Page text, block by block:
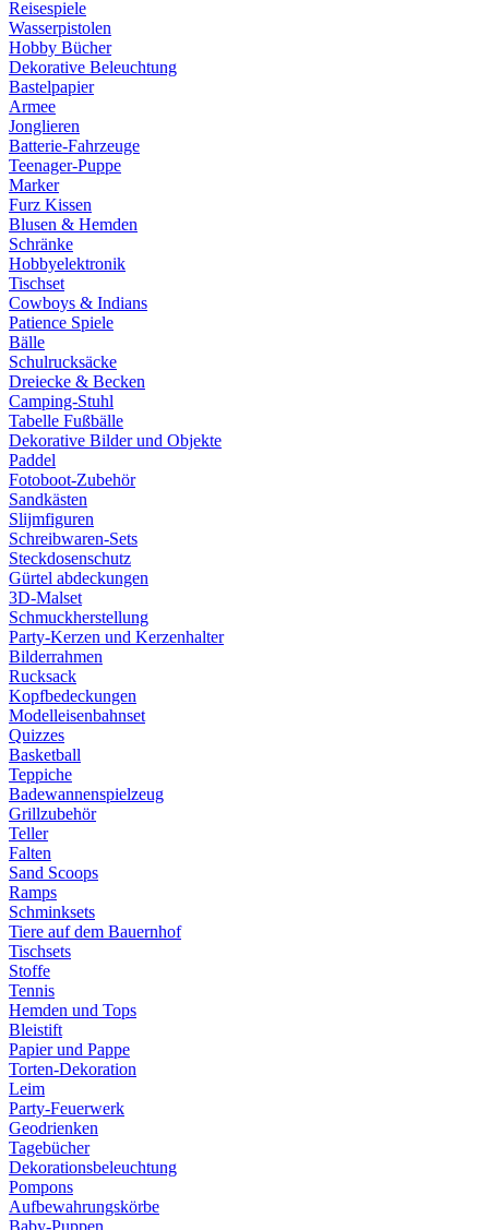
Reisespiele
Wasserpistolen
Hobby Bücher
Dekorative Beleuchtung
Bastelpapier
Armee
Jonglieren
Batterie-Fahrzeuge
Teenager-Puppe
Marker
Furz Kissen
Blusen & Hemden
Schränke
Hobbyelektronik
Tischset
Cowboys & Indians
Patience Spiele
Bälle
Schulrucksäcke
Dreiecke & Becken
Camping-Stuhl
Tabelle Fußbälle
Dekorative Bilder und Objekte
Paddel
Fotoboot-Zubehör
Sandkästen
Slijmfiguren
Schreibwaren-Sets
Steckdosenschutz
Gürtel abdeckungen
3D-Malset
Schmuckherstellung
Party-Kerzen und Kerzenhalter
Bilderrahmen
Rucksack
Kopfbedeckungen
Modelleisenbahnset
Quizzes
Basketball
Teppiche
Badewannenspielzeug
Grillzubehör
Teller
Falten
Sand Scoops
Ramps
Schminksets
Tiere auf dem Bauernhof
Tischsets
Stoffe
Tennis
Hemden und Tops
Bleistift
Papier und Pappe
Torten-Dekoration
Leim
Party-Feuerwerk
Geodrienken
Tagebücher
Dekorationsbeleuchtung
Pompons
Aufbewahrungskörbe
Baby-Puppen